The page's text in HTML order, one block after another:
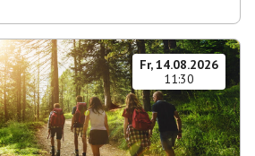
Fr, 14.08.2026
11:30